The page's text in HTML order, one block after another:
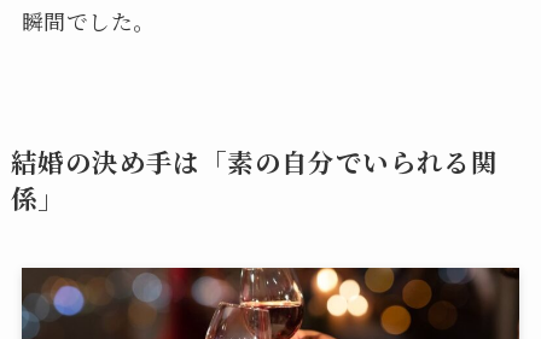
瞬間でした。
結婚の決め手は「素の自分でいられる関
係」